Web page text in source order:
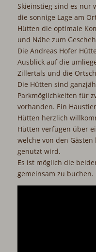
Skieinstieg sind es nur
die sonnige Lage am
Hütten die optimale
und Nähe zum
Die Andreas Hofer
Ausblick auf die
Zillertals und die
Die Hütten sind
Parkmöglichkeiten für
vorhanden. Ein
Hütten herzlich
Hütten verfügen über
welche von den
genutzt wird.
Es ist möglich die
gemeinsam zu buchen.